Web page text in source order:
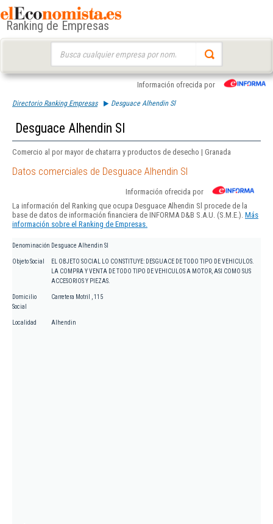
Ranking de Empresas
Información ofrecida por
Directorio Ranking Empresas Desguace Alhendin Sl
Desguace Alhendin Sl
Comercio al por mayor de chatarra y productos de desecho | Granada
Datos comerciales de Desguace Alhendin Sl
Información ofrecida por
La información del Ranking que ocupa Desguace Alhendin Sl procede de la
base de datos de información financiera de INFORMA D&B S.A.U. (S.M.E.). Más
información sobre el Ranking de Empresas.
Denominación Desguace Alhendin Sl
Objeto Social
EL OBJETO SOCIAL LO CONSTITUYE: DESGUACE DE TODO TIPO DE VEHICULOS.
LA COMPRA Y VENTA DE TODO TIPO DE VEHICULOS A MOTOR, ASI COMO SUS
ACCESORIOS Y PIEZAS.
Domicilio
Social
Carretera Motril , 115
Localidad Alhendin